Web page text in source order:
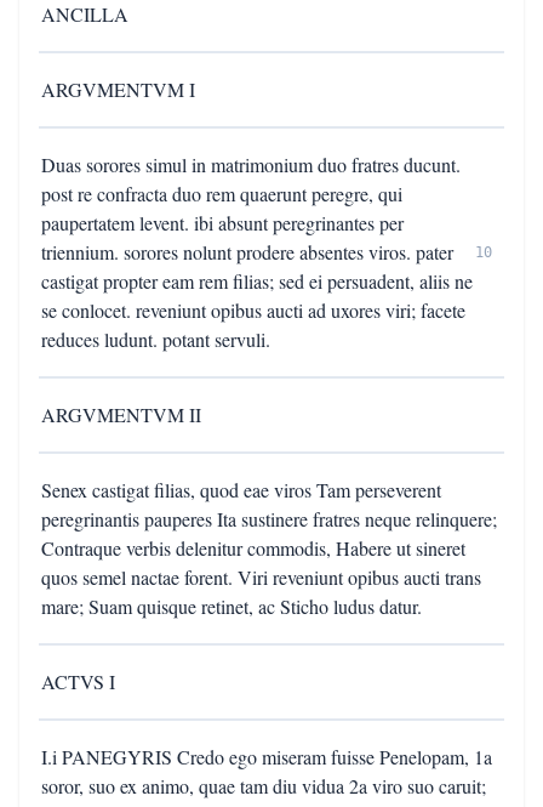
ANCILLA
ARGVMENTVM I
Duas sorores simul in matrimonium duo fratres ducunt.
post re confracta duo rem quaerunt peregre, qui
paupertatem levent. ibi absunt peregrinantes per
triennium. sorores nolunt prodere absentes viros. pater
castigat propter eam rem filias; sed ei persuadent, aliis ne
se conlocet. reveniunt opibus aucti ad uxores viri; facete
reduces ludunt. potant servuli.
10
ARGVMENTVM II
Senex castigat filias, quod eae viros Tam perseverent
peregrinantis pauperes Ita sustinere fratres neque relinquere;
Contraque verbis delenitur commodis, Habere ut sineret
quos semel nactae forent. Viri reveniunt opibus aucti trans
mare; Suam quisque retinet, ac Sticho ludus datur.
ACTVS I
I.i PANEGYRIS Credo ego miseram fuisse Penelopam, 1a
soror, suo ex animo, quae tam diu vidua 2a viro suo caruit;